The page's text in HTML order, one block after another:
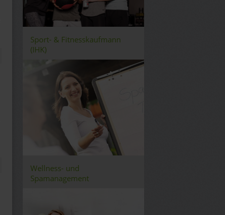
Sport- & Fitnesskaufmann
(IHK)
Wellness- und
Spamanagement